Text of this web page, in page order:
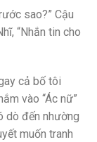
sao?” Cậu
“Nhắn tin cho
cả bố tôi
vào “Ác nữ”
dò đến nhường
muốn tranh